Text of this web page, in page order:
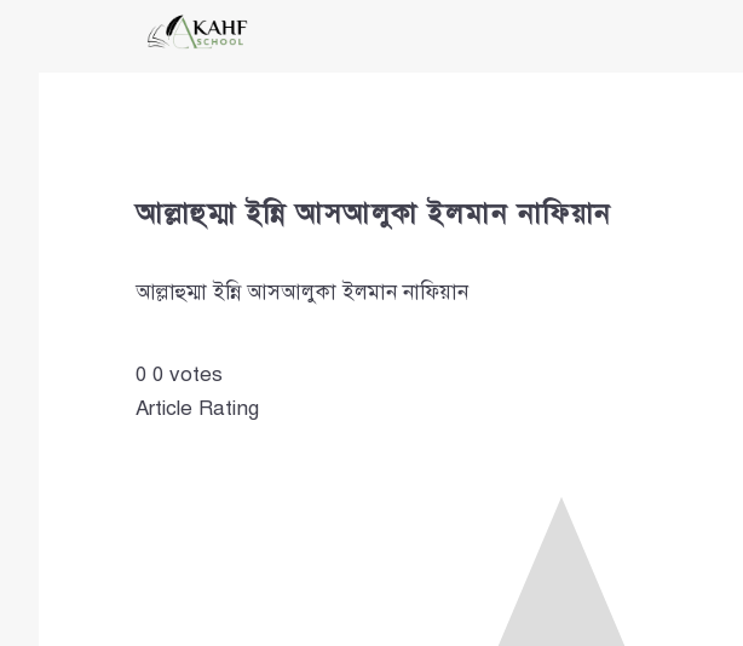
আল্লাহুম্মা ইন্নি আসআলুকা ইলমান নাফিয়ান
আল্লাহুম্মা ইন্নি আসআলুকা ইলমান নাফিয়ান
0 0 votes
Article Rating